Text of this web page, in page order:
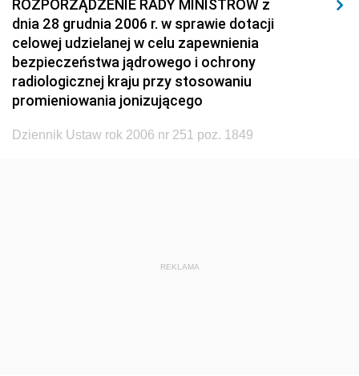
1920 1919 1918
ROZPORZĄDZENIE RADY MINISTRÓW z
dnia 28 grudnia 2006 r. w sprawie dotacji
celowej udzielanej w celu zapewnienia
bezpieczeństwa jądrowego i ochrony
radiologicznej kraju przy stosowaniu
promieniowania jonizującego
Dziennik Ustaw rok 2006 nr 251 poz. 1849
REKLAMA